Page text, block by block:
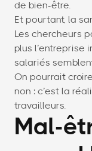
de bien-être.
Et pourtant, la
Les chercheurs
plus l’entreprise
salariés
On pourrait
non : c’est la
travailleurs.
Mal-